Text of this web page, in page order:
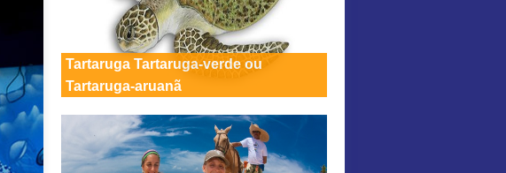
Tartaruga Tartaruga-verde ou
Tartaruga-aruanã